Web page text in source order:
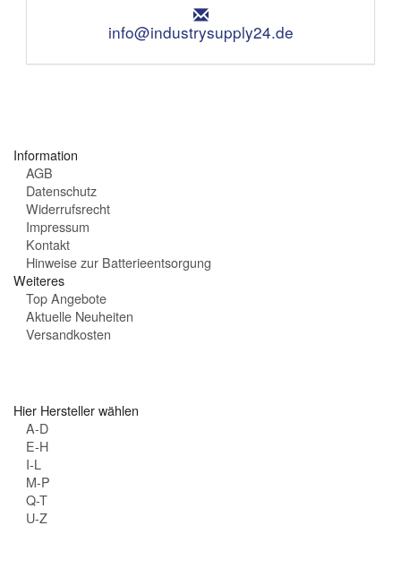
:u
n
g
E
m
i
info@industrysupply24.de
Information
AGB
Datenschutz
Widerrufsrecht
Impressum
Kontakt
Hinweise zur Batterieentsorgung
Weiteres
Top Angebote
Aktuelle Neuheiten
Versandkosten
Hier Hersteller wählen
A-D
E-H
I-L
M-P
Q-T
U-Z